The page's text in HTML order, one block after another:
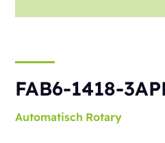
FAB6-1418-
Automatisch Rotary